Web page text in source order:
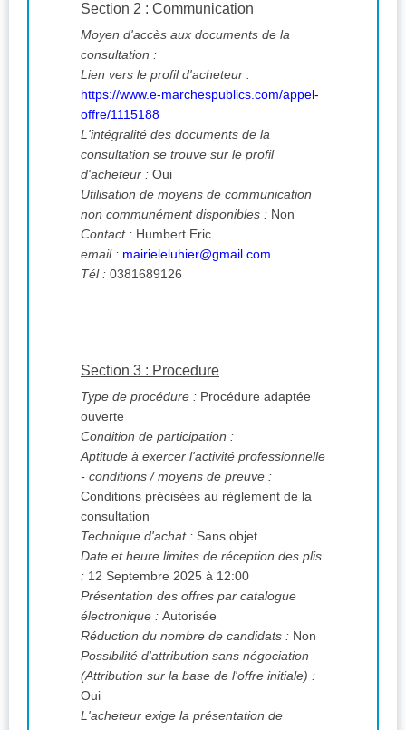
Section 2 : Communication
Moyen d'accès aux documents de la
consultation :
Lien vers le profil d'acheteur :
https://www.e-marchespublics.com/appel-
offre/1115188
L'intégralité des documents de la
consultation se trouve sur le profil
d'acheteur : Oui
Utilisation de moyens de communication
non communément disponibles : Non
Contact : Humbert Eric
email : mairieleluhier@gmail.com
Tél : 0381689126
Section 3 : Procedure
Type de procédure : Procédure adaptée
ouverte
Condition de participation :
Aptitude à exercer l'activité professionnelle
- conditions / moyens de preuve :
Conditions précisées au règlement de la
consultation
Technique d'achat : Sans objet
Date et heure limites de réception des plis
: 12 Septembre 2025 à 12:00
Présentation des offres par catalogue
électronique : Autorisée
Réduction du nombre de candidats : Non
Possibilité d'attribution sans négociation
(Attribution sur la base de l'offre initiale) :
Oui
L'acheteur exige la présentation de